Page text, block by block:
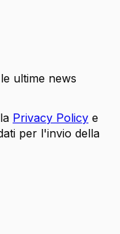
ultime news
Privacy Policy e
per l'invio della